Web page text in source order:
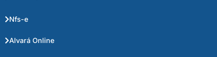
Nfs-e
Alvará Online